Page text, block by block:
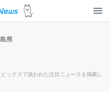
県
ックスで扱われた注目ニュースを掲載し